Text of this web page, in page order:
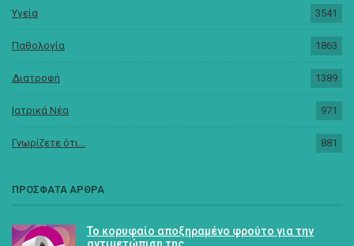
Υγεία 3541
Παθολογία 1863
Διατροφή 1389
Ιατρικά Νέα 971
Γνωρίζετε ότι... 881
ΠΡΟΣΦΑΤΑ ΑΡΘΡΑ
Το κορυφαίο αποξηραμένο φρούτο για την
αντιμετώπιση της…